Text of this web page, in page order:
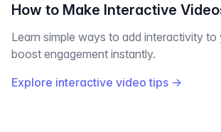
How to Make Interactive
Learn simple ways to add interactivity to
boost engagement instantly.
Explore interactive video tips →